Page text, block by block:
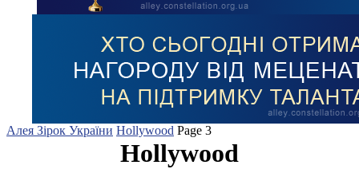
Алея Зірок України Hollywood Page 3
Hollywood